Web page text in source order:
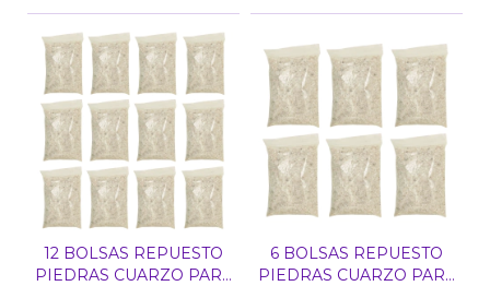
12 BOLSAS REPUESTO
PIEDRAS CUARZO PARA
6 BOLSAS REPUESTO
PIEDRAS CUARZO PARA